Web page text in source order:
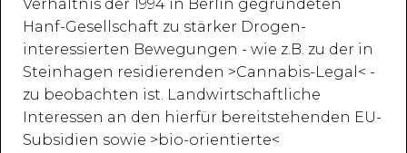
Verhältnis der 1994 in Berlin gegründeten
Hanf-Gesellschaft zu stärker Drogen-
interessierten Bewegungen - wie z.B. zu der in
Steinhagen residierenden >Cannabis-Legal< -
zu beobachten ist. Landwirtschaftliche
Interessen an den hierfür bereitstehenden EU-
Subsidien sowie >bio-orientierte<